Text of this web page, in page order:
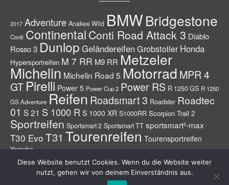
2017 Adventure Anakee Wild BMWBridgestone
Conti ContinentalConti Road Attack 3 Diablo
Rosso 3 Dunlop GeländereifenGrobstoller Honda
Hypersportreifen M 7 RR M9 RR Metzeler
Michelin Michelin Road 5 Motorrad MPR 4
GT Pirelli Power 5 Power Cup 2 Power RS R 1250 GS R 1250
GS Adventure Reifen Roadsmart 3 Roadster Roadtec
01 S 21 S 1000 R S 1000 XR S1000RR Scorpion Trail 2
Sportreifen Sportsmart 2 Sportsmart TT sportsmart²-max
T30 Evo T31 Tourenreifen Tourensportreifen
Yamaha
Info – Geschichte Datenschutzerklärung
Impressum
Diese Website benutzt Cookies. Wenn du die Website weiter
nutzt, gehen wir von deinem Einverständnis aus.